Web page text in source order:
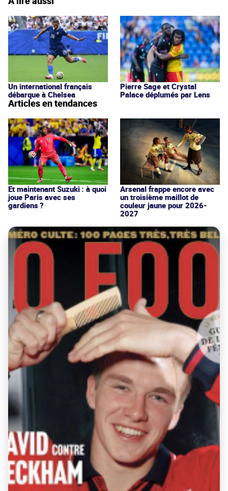
Un international français
débarque à Chelsea
Pierre Sage et Crystal
Palace déplumés par Lens
Articles en tendances
Et maintenant Suzuki : à quoi
joue Paris avec ses
gardiens ?
Arsenal frappe encore avec
un troisième maillot de
couleur jaune pour 2026-
2027